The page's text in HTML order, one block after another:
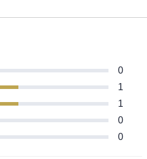
0
1
1
0
0